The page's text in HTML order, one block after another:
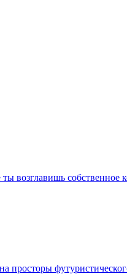
ты возглавишь
просторы